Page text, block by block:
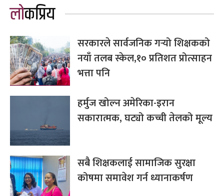
लोकप्रिय
सरकारले सार्वजनिक गर्‍यो शिक्षकको
नयाँ तलब स्केल,१० प्रतिशत प्रोत्साहन
भत्ता पनि
हर्मुज खोल्न अमेरिका-इरान
सकारात्मक, घट्यो कच्ची तेलको मूल्य
सबै शिक्षकलाई सामाजिक सुरक्षा
कोषमा समावेश गर्न ध्यानाकर्षण